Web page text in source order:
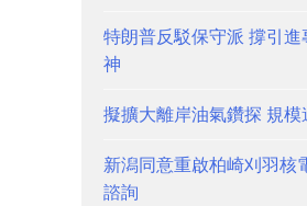
特朗普反駁保守派 撐引
神
擬擴大離岸油氣鑽探 規
新潟同意重啟柏崎刈羽核
諮詢